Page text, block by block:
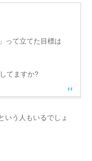
って立てた目標は
てますか?
う人もいるでしょ